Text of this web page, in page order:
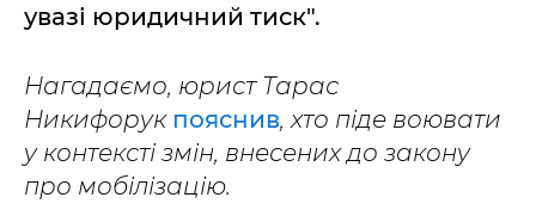
увазі юридичний тиск".
Нагадаємо, юрист Тарас
Никифорук пояснив, хто піде воювати
у контексті змін, внесених до закону
про мобілізацію.